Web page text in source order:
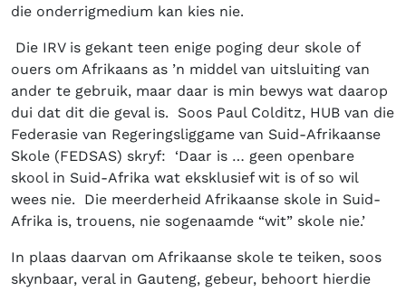
die onderrigmedium kan kies nie.
Die IRV is gekant teen enige poging deur skole of
ouers om Afrikaans as ’n middel van uitsluiting van
ander te gebruik, maar daar is min bewys wat daarop
dui dat dit die geval is. Soos Paul Colditz, HUB van die
Federasie van Regeringsliggame van Suid-Afrikaanse
Skole (FEDSAS) skryf: ‘Daar is … geen openbare
skool in Suid-Afrika wat eksklusief wit is of so wil
wees nie. Die meerderheid Afrikaanse skole in Suid-
Afrika is, trouens, nie sogenaamde “wit” skole nie.’
In plaas daarvan om Afrikaanse skole te teiken, soos
skynbaar, veral in Gauteng, gebeur, behoort hierdie